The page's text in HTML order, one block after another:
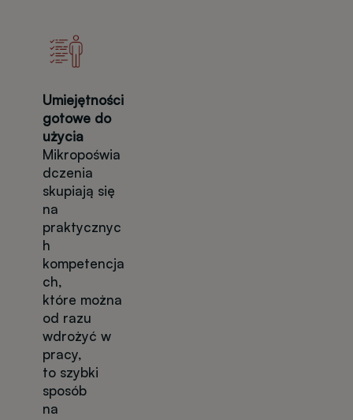
Umiejętności
gotowe do
użycia
Mikropoświa
dczenia
skupiają się
na
praktycznyc
h
kompetencja
ch,
które można
od razu
wdrożyć w
pracy,
to szybki
sposób
na